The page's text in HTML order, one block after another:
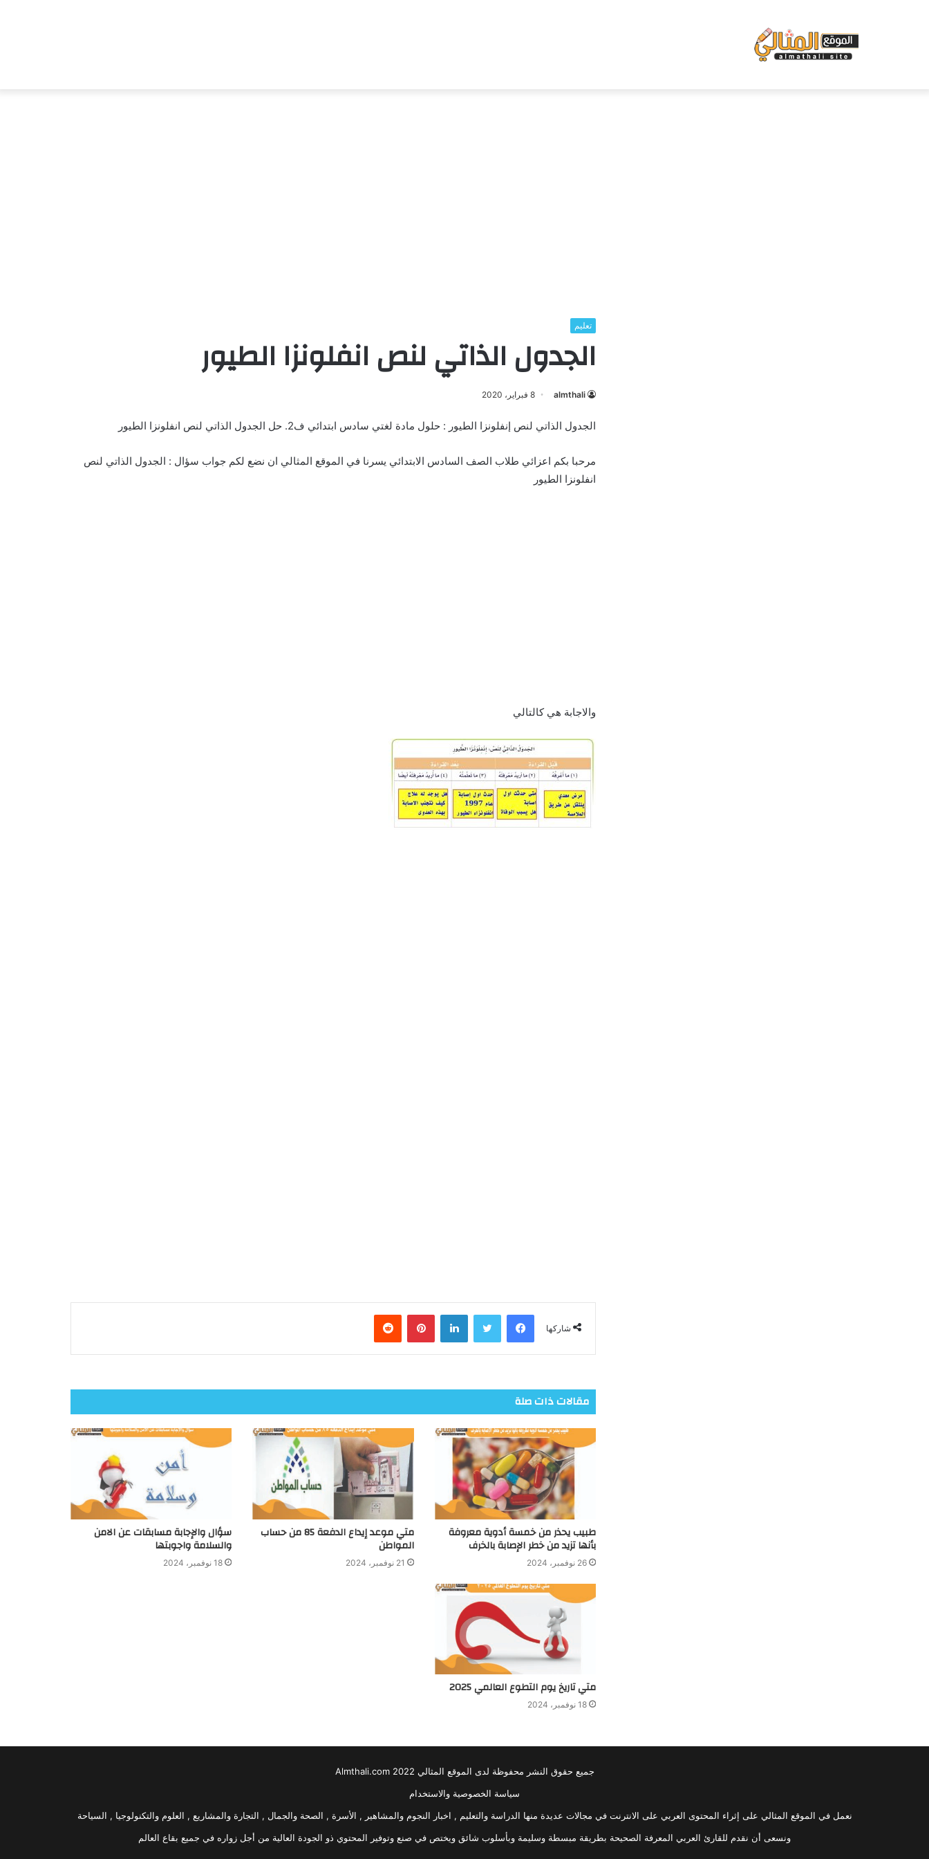
تعليم
الجدول الذاتي لنص انفلونزا الطيور
almthali 8 فبراير، 2020
الجدول الذاتي لنص إنفلونزا الطيور : حلول مادة لغتي سادس ابتدائي ف2. حل الجدول الذاتي لنص انفلونزا الطيور
مرحبا بكم اعزائي طلاب الصف السادس الابتدائي يسرنا في الموقع المثالي ان نضع لكم جواب سؤال : الجدول الذاتي لنص
انفلونزا الطيور
والاجابة هي كالتالي
شاركها
فيسبوك تويتر لينكدإن بينتيريست
مقالات ذات صلة
طبيب يحذر من خمسة أدوية معروفة
بأنها تزيد من خطر الإصابة بالخرف
26 نوفمبر، 2024
متي موعد إيداع الدفعة 85 من حساب
المواطن
21 نوفمبر، 2024
سؤال والإجابة مسابقات عن الامن
والسلامة واجوبتها
18 نوفمبر، 2024
متي تاريخ يوم التطوع العالمي 2025
18 نوفمبر، 2024
جميع حقوق النشر محفوظة لدى الموقع المثالي 2022 Almthali.com
سياسة الخصوصية والاستخدام
نعمل في الموقع المثالي على إثراء المحتوى العربي على الانترنت في مجالات عديدة منها الدراسة والتعليم , اخبار النجوم والمشاهير , الأسرة , الصحة والجمال , التجارة والمشاريع , العلوم والتكنولوجيا , السياحة
ونسعى أن نقدم للقارئ العربي المعرفة الصحيحة بطريقة مبسطة وسليمة وبأسلوب شائق ويختص في صنع وتوفير المحتوي ذو الجودة العالية من أجل زواره في جميع بقاع العالم